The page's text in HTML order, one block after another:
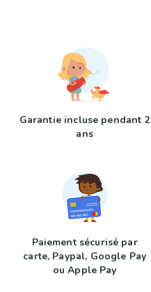
Garantie incluse pendant 2
ans
Paiement sécurisé par
carte, Paypal, Google Pay
ou Apple Pay